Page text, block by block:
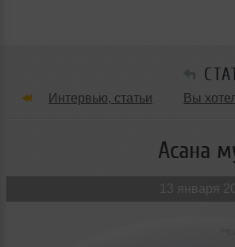
Интервью, статьи Вы
Танцевальные стили
Мужчина &
Асана
13 января